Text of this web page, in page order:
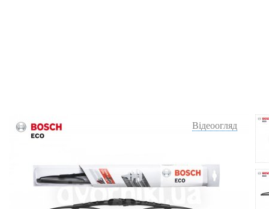
Відеоогляд